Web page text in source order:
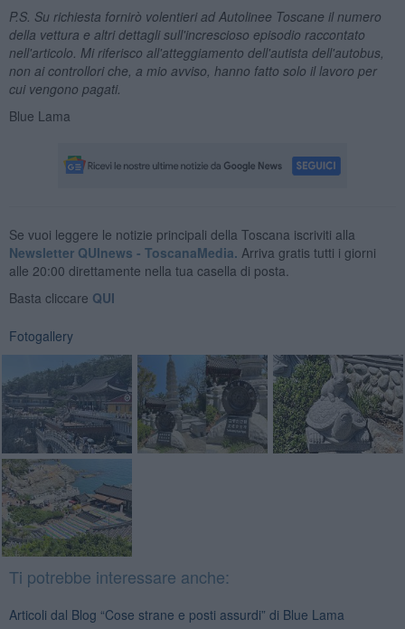
P.S. Su richiesta fornirò volentieri ad Autolinee Toscane il numero
della vettura e altri dettagli sull'increscioso episodio raccontato
nell'articolo. Mi riferisco all'atteggiamento dell'autista dell'autobus,
non ai controllori che, a mio avviso, hanno fatto solo il lavoro per
cui vengono pagati.
Blue Lama
Se vuoi leggere le notizie principali della Toscana iscriviti alla
Newsletter QUInews - ToscanaMedia. Arriva gratis tutti i giorni
alle 20:00 direttamente nella tua casella di posta.
Basta cliccare QUI
Fotogallery
Ti potrebbe interessare anche:
Articoli dal Blog “Cose strane e posti assurdi” di Blue Lama